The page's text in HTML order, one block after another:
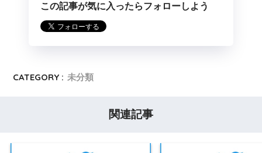
この記事が気に入ったらフォローしよう
CATEGORY : 未分類
関連記事